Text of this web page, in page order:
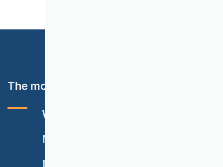
The most important topics
VHB RATING 2024
NEWSLETTER
DONATE